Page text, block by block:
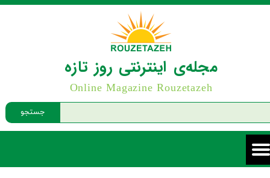
جستجو
مجله‌ی اینترنتی روز تازه
Online Magazine Rouzetazeh